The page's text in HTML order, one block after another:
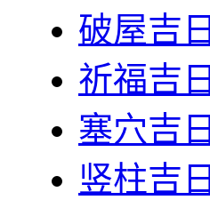
破屋吉日
祈福吉日
塞穴吉日
竖柱吉日